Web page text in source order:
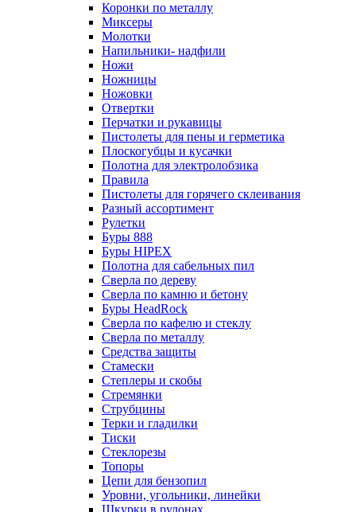
Коронки по металлу
Миксеры
Молотки
Напильники- надфили
Ножи
Ножницы
Ножовки
Отвертки
Перчатки и рукавицы
Пистолеты для пены и герметика
Плоскогубцы и кусачки
Полотна для электролобзика
Правила
Пистолеты для горячего склеивания
Разный ассортимент
Рулетки
Буры 888
Буры HIPEX
Полотна для сабельных пил
Сверла по дереву
Сверла по камню и бетону
Буры HeadRock
Сверла по кафелю и стеклу
Сверла по металлу
Средства защиты
Стамески
Степлеры и скобы
Стремянки
Струбцины
Терки и гладилки
Тиски
Стеклорезы
Топоры
Цепи для бензопил
Уровни, угольники, линейки
Шкурки в рулонах